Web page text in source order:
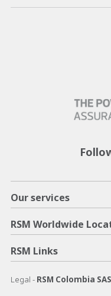
Our services
RSM Worldwide
RSM Links
Legal - RSM Colombia SAS